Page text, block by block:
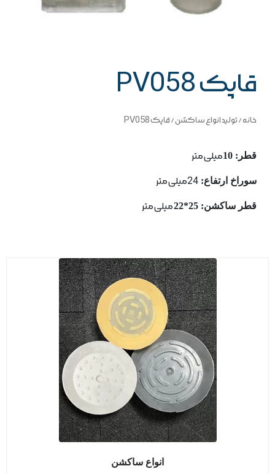
قاپک PV058
خانه/تولید انواع ساکشن/ قاپک PV058
قطر: 10 میلی متر
سوراخ ارتفاع: 24میلی متر
قطر ساكشن: 25*22 میلی متر
انواع ساکشن